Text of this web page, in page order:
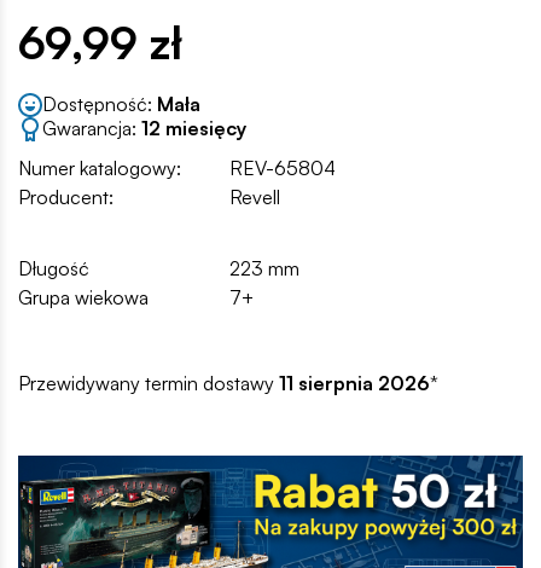
69,99 zł
Dostępność: Mała
Gwarancja: 12 miesięcy
Numer katalogowy:
REV-65804
Producent:
Revell
Długość
223 mm
Grupa wiekowa
7+
Przewidywany termin dostawy 11 sierpnia 2026*